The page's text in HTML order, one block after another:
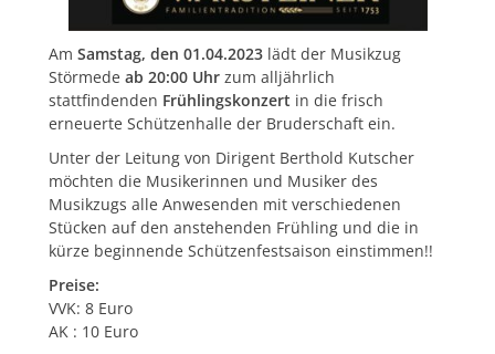
Am Samstag, den 01.04.2023 lädt der Musikzug
Störmede ab 20:00 Uhr zum alljährlich
stattfindenden Frühlingskonzert in die frisch
erneuerte Schützenhalle der Bruderschaft ein.
Unter der Leitung von Dirigent Berthold Kutscher
möchten die Musikerinnen und Musiker des
Musikzugs alle Anwesenden mit verschiedenen
Stücken auf den anstehenden Frühling und die in
kürze beginnende Schützenfestsaison einstimmen!!
Preise:
VVK: 8 Euro
AK : 10 Euro